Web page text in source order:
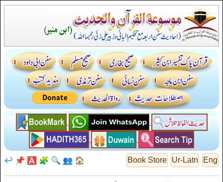
Eng
Ur-Latn
Book Store
🏠
👥
🔍
🧩
🅰️
📌
↩️